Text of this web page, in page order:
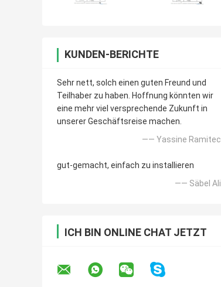
KUNDEN-BERICHTE
Sehr nett, solch einen guten Freund und
Teilhaber zu haben. Hoffnung könnten wir
eine mehr viel versprechende Zukunft in
unserer Geschäftsreise machen.
—— Yassine Ramitec
gut-gemacht, einfach zu installieren
—— Säbel Ali
ICH BIN ONLINE CHAT JETZT